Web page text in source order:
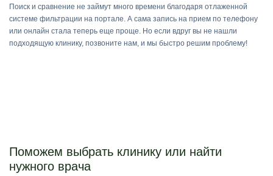
Поиск и сравнение не займут много времени благодаря отлаженной
системе фильтрации на портале. А сама запись на прием по телефону
или онлайн стала теперь еще проще. Но если вдруг вы не нашли
подходящую клинику, позвоните нам, и мы быстро решим проблему!
Поможем выбрать клинику или найти
нужного врача